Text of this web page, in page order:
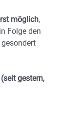
möglich,
Folge den
gestern,